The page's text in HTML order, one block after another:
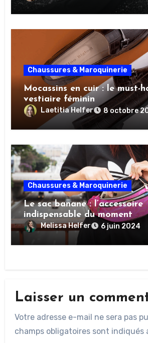
Chaussures & Maroquinerie
Mocassins en cuir : le must-
vestiaire féminin
Laetitia Helfer 8 octobre
Chaussures & Maroquinerie
Le sac banane : l’accessoire
indispensable du moment
Melissa Helfer 6 juin 2024
Laisser un
Votre adresse e-mail ne sera pas
champs obligatoires sont indiqués